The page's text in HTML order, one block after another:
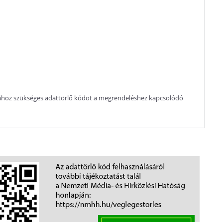
szükséges adattörlő kódot a megrendeléshez kapcsolódó